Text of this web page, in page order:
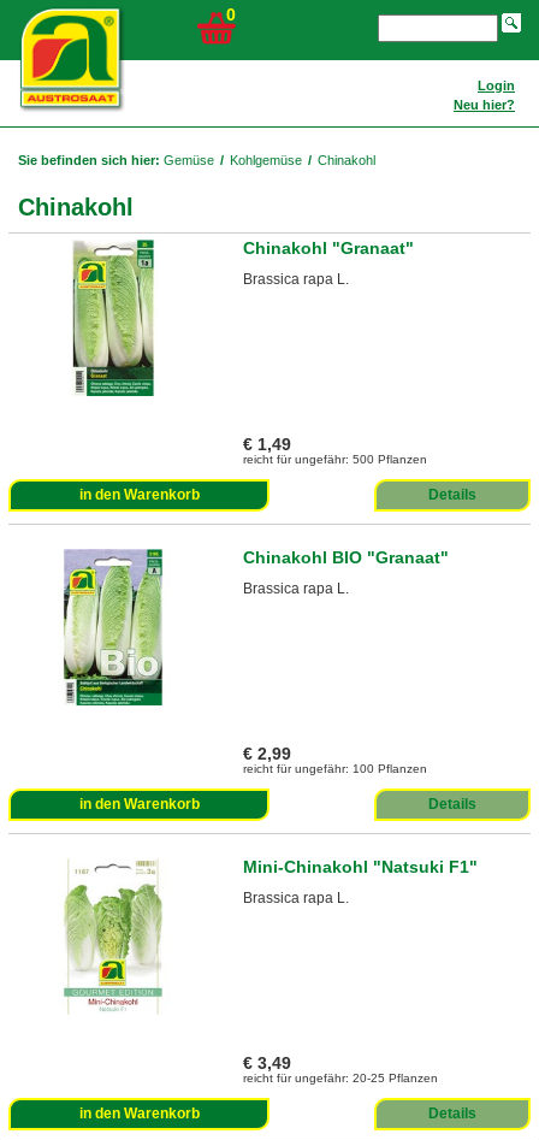
0
Login
Neu hier?
Sie befinden sich hier: Gemüse / Kohlgemüse / Chinakohl
Chinakohl
Chinakohl "Granaat"
Brassica rapa L.
€ 1,49
reicht für ungefähr: 500 Pflanzen
in den Warenkorb Details
Chinakohl BIO "Granaat"
Brassica rapa L.
€ 2,99
reicht für ungefähr: 100 Pflanzen
in den Warenkorb Details
Mini-Chinakohl "Natsuki F1"
Brassica rapa L.
€ 3,49
reicht für ungefähr: 20-25 Pflanzen
in den Warenkorb Details